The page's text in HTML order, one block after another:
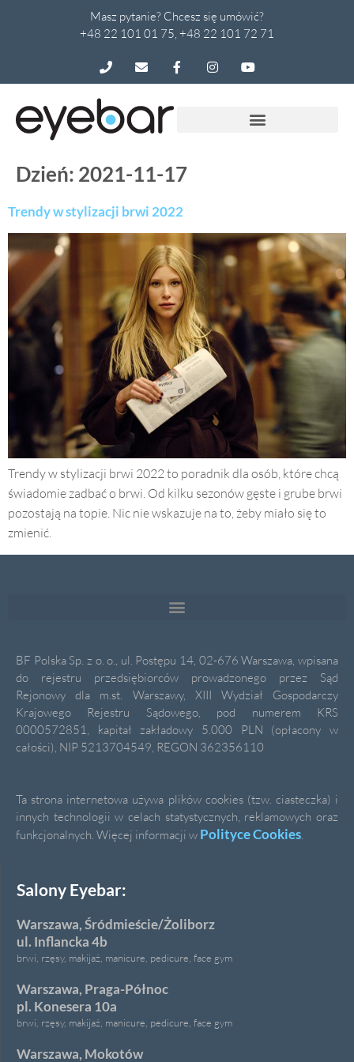
Masz pytanie? Chcesz się umówić?
+48 22 101 01 75, +48 22 101 72 71
Dzień: 2021-11-17
Trendy w stylizacji brwi 2022
Trendy w stylizacji brwi 2022 to poradnik dla osób, które chcą
świadomie zadbać o brwi. Od kilku sezonów gęste i grube brwi
pozostają na topie. Nic nie wskazuje na to, żeby miało się to
zmienić.
BF Polska Sp. z o. o., ul. Postępu 14, 02-676 Warszawa, wpisana
do rejestru przedsiębiorców prowadzonego przez Sąd
Rejonowy dla m.st. Warszawy, XIII Wydział Gospodarczy
Krajowego Rejestru Sądowego, pod numerem KRS
0000572851, kapitał zakładowy 5.000 PLN (opłacony w
całości), NIP 5213704549, REGON 362356110
Ta strona internetowa używa plików cookies (tzw. ciasteczka) i
innych technologii w celach statystycznych, reklamowych oraz
funkcjonalnych. Więcej informacji w Polityce Cookies.
Salony Eyebar:
Warszawa, Śródmieście/Żoliborz
ul. Inflancka 4b
brwi, rzęsy, makijaż, manicure, pedicure, face gym
Warszawa, Praga-Północ
pl. Konesera 10a
brwi, rzęsy, makijaż, manicure, pedicure, face gym
Warszawa, Mokotów